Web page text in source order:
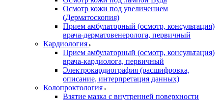
Осмотр кожи под увеличением
(Дерматоскопия)
Прием амбулаторный (осмотр, консультация)
врача-дерматовенеролога, первичный
Кардиология
Прием амбулаторный (осмотр, консультация)
врача-кардиолога, первичный
Электрокардиография (расшифровка,
описание, интерпретация данных)
Колопроктология
Взятие мазка с внутренней поверхности